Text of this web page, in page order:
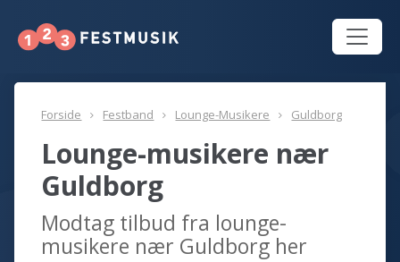
Forside Festband Lounge-Musikere Guldborg
Lounge-musikere nær
Guldborg
Modtag tilbud fra lounge-
musikere nær Guldborg her